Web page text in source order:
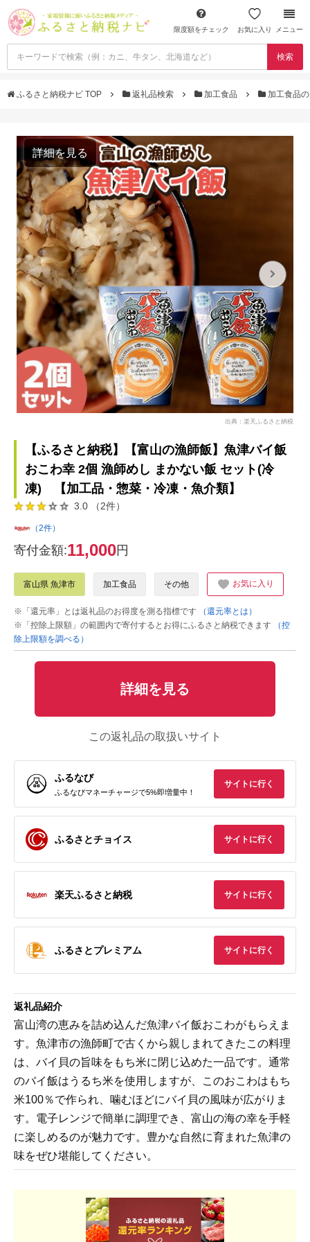
限度額をチェック お気に入り メニュー
検索
ふるさと納税ナビ TOP 返礼品検索 加工食品 加工食品
詳細を見る
出典：楽天ふるさと納税
【ふるさと納税】【富山の漁師飯】魚津バイ飯
おこわ幸 2個 漁師めし まかない飯 セット(冷
凍) 【加工品・惣菜・冷凍・魚介類】
3.0 （2件）
（2件）
寄付金額:11,000円
富山県 魚津市 加工食品 その他 お気に入り
※「還元率」とは返礼品のお得度を測る指標です
（還元率とは）
※「控除上限額」の範囲内で寄付するとお得にふるさと納税できます
（控
除上限額を調べる）
詳細を見る
この返礼品の取扱いサイト
ふるなび
ふるなびマネーチャージで5%即増量中！
サイトに行く
ふるさとチョイス サイトに行く
楽天ふるさと納税 サイトに行く
ふるさとプレミアム サイトに行く
返礼品紹介
富山湾の恵みを詰め込んだ魚津バイ飯おこわがもらえま
す。魚津市の漁師町で古くから親しまれてきたこの料理
は、バイ貝の旨味をもち米に閉じ込めた一品です。通常
のバイ飯はうるち米を使用しますが、このおこわはもち
米100％で作られ、噛むほどにバイ貝の風味が広がりま
す。電子レンジで簡単に調理でき、富山の海の幸を手軽
に楽しめるのが魅力です。豊かな自然に育まれた魚津の
味をぜひ堪能してください。